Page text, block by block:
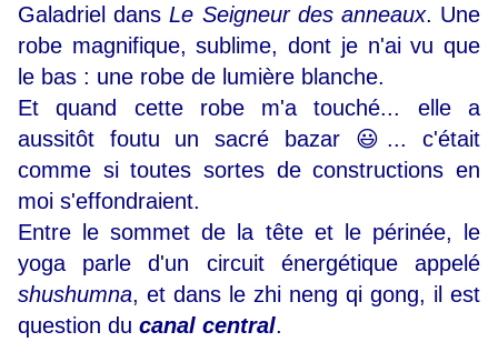
Galadriel dansLe Seigneur des anneaux. Une
robe magnifique, sublime, dont je n'ai vu que
le bas : une robe de lumière blanche.
Et quand cette robe m'a touché... elle a
aussitôt foutu un sacré bazar 😃... c'était
comme si toutes sortes de constructions en
moi s'effondraient.
Entre le sommet de la tête et le périnée, le
yoga parle d'un circuit énergétique appelé
shushumna, et dans le zhi neng qi gong, il est
question du canal central.